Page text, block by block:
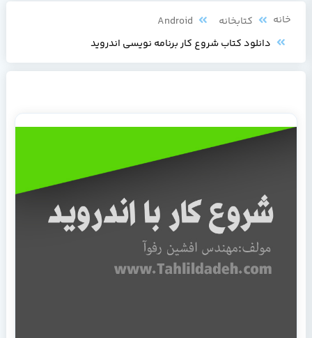
خانه کتابخانه
Android
دانلود کتاب شروع کار برنامه نویسی اندروید